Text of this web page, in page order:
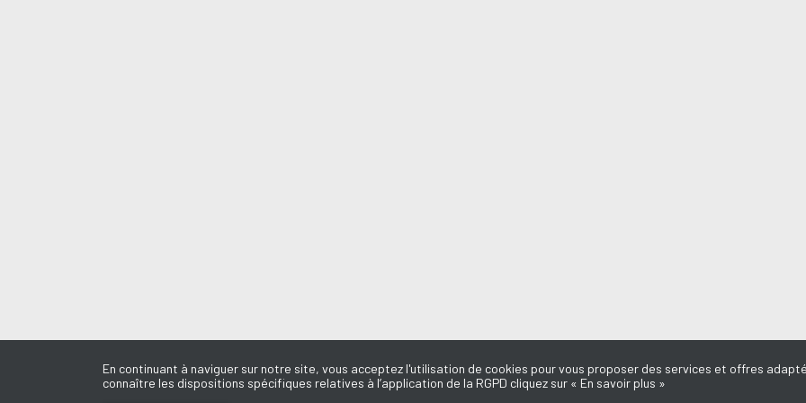
En continuant à naviguer sur notre site, vous acceptez l'utilisation de cookies pour vous proposer des services et offres
connaître les dispositions spécifiques relatives à l’application de la RGPD cliquez sur « En savoir plus »